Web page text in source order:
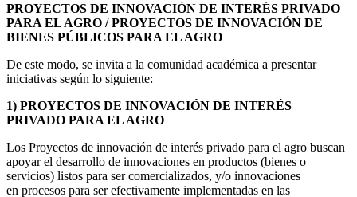
PROYECTOS DE INNOVACIÓN DE INTERÉS PRIVADO
PARA EL AGRO /PROYECTOS DE INNOVACIÓN DE
BIENES PÚBLICOS PARA EL AGRO
De este modo, se invita a la comunidad académica a presentar
iniciativas según lo siguiente:
1) PROYECTOS DE INNOVACIÓN DE INTERÉS
PRIVADO PARA EL AGRO
Los Proyectos de innovación de interés privado para el agro buscan
apoyar el desarrollo de innovaciones en productos (bienes o
servicios) listos para ser comercializados, y/o innovaciones
en procesos para ser efectivamente implementadas en las